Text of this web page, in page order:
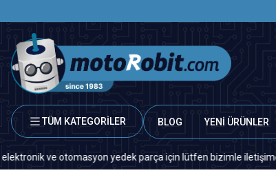
TÜM KATEGORİLER BLOG YENİ ÜRÜNLER
ve otomasyon yedek parça için lütfen bizimle iletişime